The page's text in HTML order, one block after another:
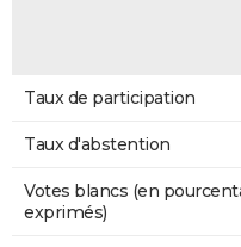
Taux de participation
Taux d'abstention
Votes blancs (en
exprimés)